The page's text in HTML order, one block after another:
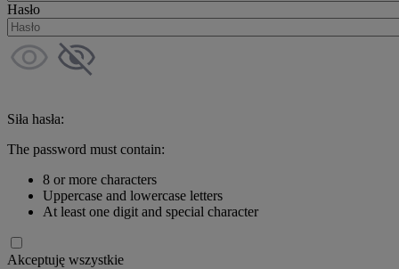
Hasło
Siła hasła:
The password must contain:
8 or more characters
Uppercase and lowercase letters
At least one digit and special character
Akceptuję wszystkie